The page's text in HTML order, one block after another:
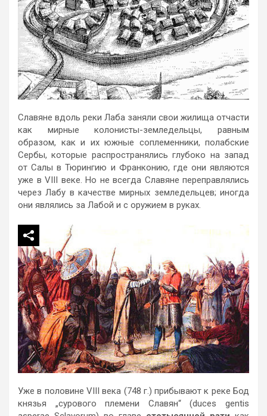
Славяне вдоль реки Лаба заняли свои жилища отчасти
как мирные колонисты-земледельцы, равным
образом, как и их южные соплеменники, полабские
Сербы, которые распространялись глубоко на запад
от Салы в Тюрингию и Франконию, где они являются
уже в VIII веке. Но не всегда Славяне переправлялись
через Лабу в качестве мирных земледельцев; иногда
они являлись за Лабой и с оружием в руках.
Уже в половине VIII века (748 г.) прибывают к реке Бод
князья „сурового племени Славян“ (duces gentis